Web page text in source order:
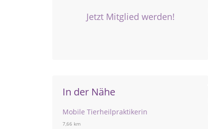
Jetzt Mitglied werden!
In der Nähe
Mobile Tierheilpraktikerin
7,66 km